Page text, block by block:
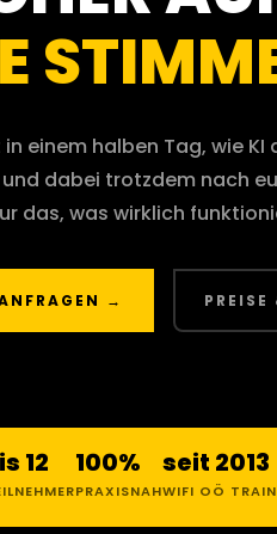
in einem halben Tag, wie
dabei trotzdem nach
das, was wirklich
→ PREISE
12 100%
PRAXISNAH
seit 2013
WIFI OÖ